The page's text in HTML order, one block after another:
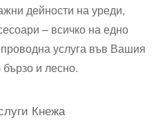
дейности на уреди,
– всичко на едно
услуга във Вашия
и лесно.